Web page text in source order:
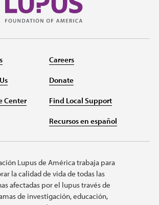
Center
Careers
Donate
Find Local Support
Recursos en español
Lupus de América trabaja para
la calidad de vida de todas las
afectadas por el lupus través de
de investigación, educación,